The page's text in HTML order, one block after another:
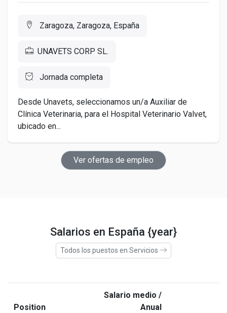
Zaragoza, Zaragoza, España
UNAVETS CORP SL.
Jornada completa
Desde Unavets, seleccionamos un/a Auxiliar de
Clínica Veterinaria, para el Hospital Veterinario Valvet,
ubicado en...
Ver ofertas de empleo
Salarios en España {year}
Todos los puestos en Servicios
Position
Salario medio /
Anual